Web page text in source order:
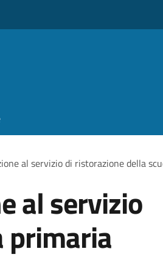
al servizio di ristorazione della
al servizio
primaria